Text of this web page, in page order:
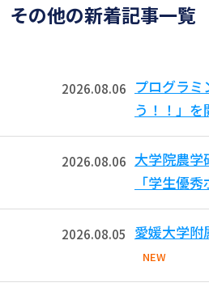
その他の新着記事一覧
2026.08.06
プログラ
う！！」を
2026.08.06 大学院農学
「学生優
2026.08.05 愛媛大学附
NEW